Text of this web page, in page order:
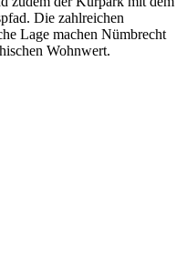
Die zahlreichen
Lage machen Nümbrecht
Wohnwert.